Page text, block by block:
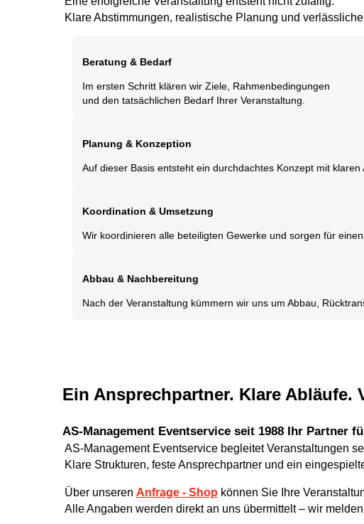
Klare Abstimmungen, realistische Planung und
Beratung & Bedarf
Im ersten Schritt klären wir Ziele, Rahmenbedingungen
und den tatsächlichen Bedarf Ihrer Veranstaltung.
Planung & Konzeption
Auf dieser Basis entsteht ein durchdachtes Konzept mit klaren
Koordination & Umsetzung
Wir koordinieren alle beteiligten Gewerke und sorgen für
Abbau & Nachbereitung
Nach der Veranstaltung kümmern wir uns um Abbau,
Ein Ansprechpartner. Klare Abläufe.
AS-Management Eventservice seit 1988 Ihr Partner
AS-Management Eventservice begleitet Veranstaltungen
Klare Strukturen, feste Ansprechpartner und ein
Über unseren Anfrage - Shop können Sie Ihre
Alle Angaben werden direkt an uns übermittelt – wir